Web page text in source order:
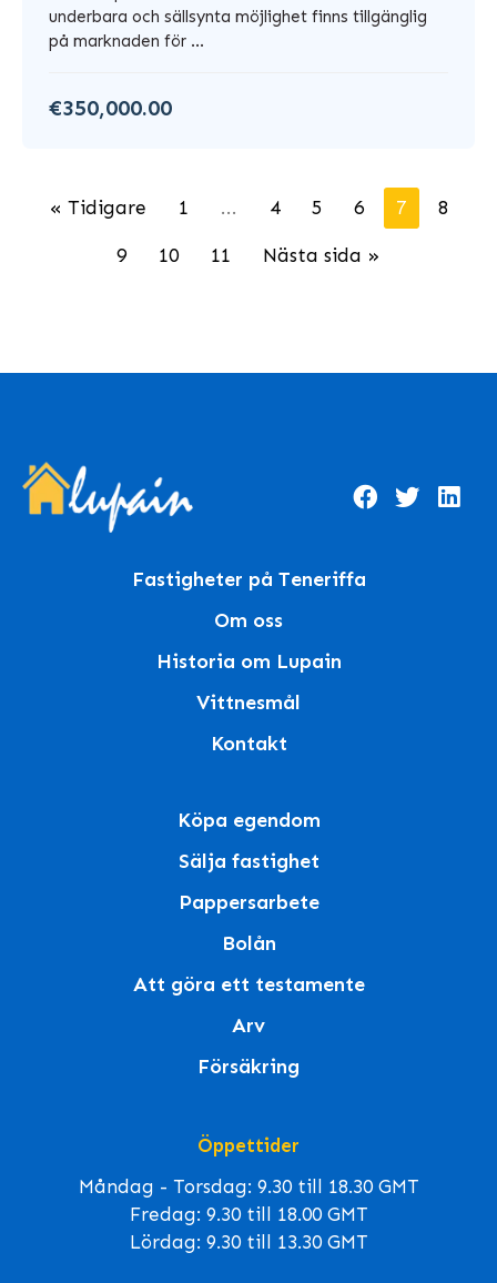
underbara och sällsynta möjlighet finns tillgänglig
på marknaden för ...
€350,000.00
« Tidigare 1 ... 4 5 6 7
8
9
10 11 Nästa sida »
Fastigheter på Teneriffa
Om oss
Historia om Lupain
Vittnesmål
Kontakt
Köpa egendom
Sälja fastighet
Pappersarbete
Bolån
Att göra ett testamente
Arv
Försäkring
Öppettider
Måndag - Torsdag: 9.30 till 18.30 GMT
Fredag: 9.30 till 18.00 GMT
Lördag: 9.30 till 13.30 GMT